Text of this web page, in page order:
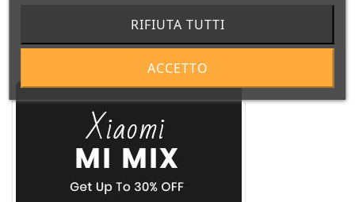
8806094331356
RIFIUTA TUTTI
ACCETTO